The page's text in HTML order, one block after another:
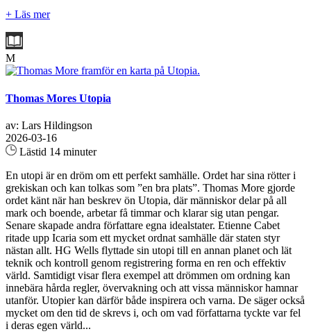
+ Läs mer
M
Thomas Mores Utopia
av: Lars Hildingson
2026-03-16
Lästid 14 minuter
En utopi är en dröm om ett perfekt samhälle. Ordet har sina rötter i
grekiskan och kan tolkas som ”en bra plats”. Thomas More gjorde
ordet känt när han beskrev ön Utopia, där människor delar på all
mark och boende, arbetar få timmar och klarar sig utan pengar.
Senare skapade andra författare egna idealstater. Etienne Cabet
ritade upp Icaria som ett mycket ordnat samhälle där staten styr
nästan allt. HG Wells flyttade sin utopi till en annan planet och lät
teknik och kontroll genom registrering forma en ren och effektiv
värld. Samtidigt visar flera exempel att drömmen om ordning kan
innebära hårda regler, övervakning och att vissa människor hamnar
utanför. Utopier kan därför både inspirera och varna. De säger också
mycket om den tid de skrevs i, och om vad författarna tyckte var fel
i deras egen värld...